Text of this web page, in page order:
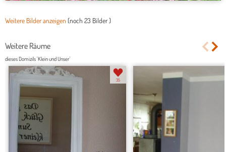
Weitere Bilder anzeigen (noch 23 Bilder)
Weitere Räume
dieses Domizils 'Klein und Unser'
35